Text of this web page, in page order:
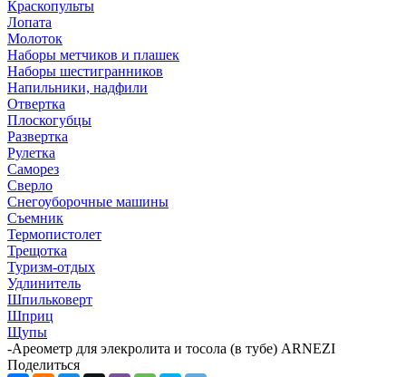
Краскопульты
Лопата
Молоток
Наборы метчиков и плашек
Наборы шестигранников
Напильники, надфили
Отвертка
Плоскогубцы
Развертка
Рулетка
Саморез
Сверло
Снегоуборочные машины
Съемник
Термопистолет
Трещотка
Туризм-отдых
Удлинитель
Шпильковерт
Шприц
Щупы
-Ареометр для элекролита и тосола (в тубе) ARNEZI
Поделиться